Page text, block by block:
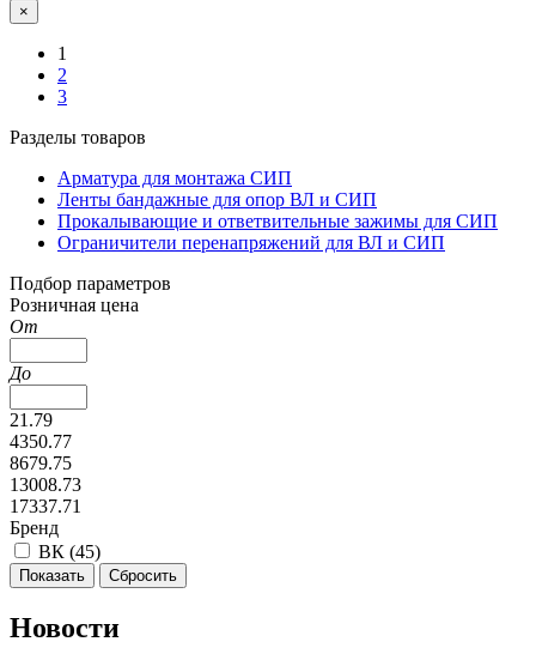
×
1
2
3
Разделы товаров
Арматура для монтажа СИП
Ленты бандажные для опор ВЛ и СИП
Прокалывающие и ответвительные зажимы для СИП
Ограничители перенапряжений для ВЛ и СИП
Подбор параметров
Розничная цена
От
До
21.79
4350.77
8679.75
13008.73
17337.71
Бренд
ВК (45)
Новости